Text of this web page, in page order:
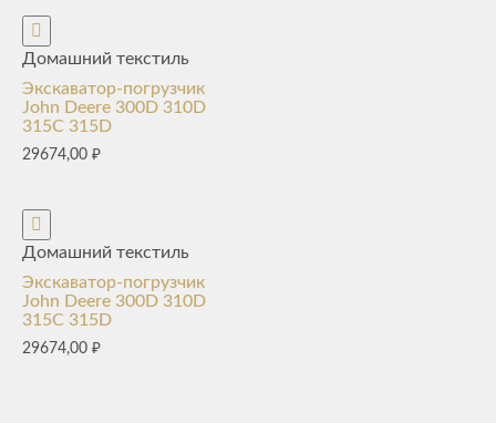
Домашний текстиль
Экскаватор-погрузчик
John Deere 300D 310D
315C 315D
29674,00 ₽
Домашний текстиль
Экскаватор-погрузчик
John Deere 300D 310D
315C 315D
29674,00 ₽